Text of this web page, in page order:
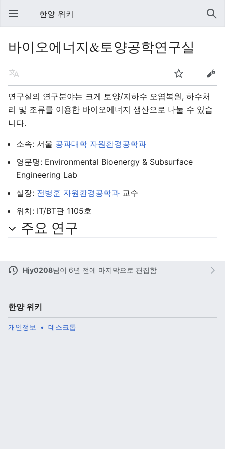
주 메뉴 열기
한양 위키
검색
바이오에너지&토양공학연구실
다
연구실의 연구분야는 크게 토양/지하수 오염복원, 하수처
리 및 조류를 이용한 바이오에너지 생산으로 나눌 수 있습
니다.
소속: 서울 공과대학 자원환경공학과
영문명: Environmental Bioenergy & Subsurface
Engineering Lab
실장: 전병훈 자원환경공학과 교수
위치: IT/BT관 1105호
주요 연구
Hjy0208님이 6년 전에 마지막으로 편집함
한양 위키
개인정보 데스크톱